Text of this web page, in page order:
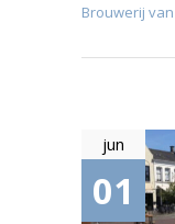
Brouwerij
jun
01